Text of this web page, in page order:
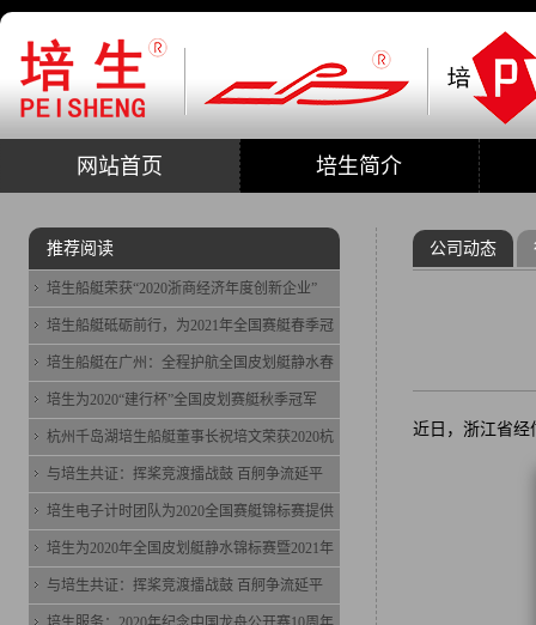
网站首页 培生简介
公司动态
近日，浙江省经
推荐阅读
培生船艇荣获“2020浙商经济年度创新企业”
培生船艇砥砺前行，为2021年全国赛艇春季冠
培生船艇在广州：全程护航全国皮划艇静水春
培生为2020“建行杯”全国皮划赛艇秋季冠军
杭州千岛湖培生船艇董事长祝培文荣获2020杭
与培生共证：挥桨竞渡擂战鼓 百舸争流延平
培生电子计时团队为2020全国赛艇锦标赛提供
培生为2020年全国皮划艇静水锦标赛暨2021年
与培生共证：挥桨竞渡擂战鼓 百舸争流延平